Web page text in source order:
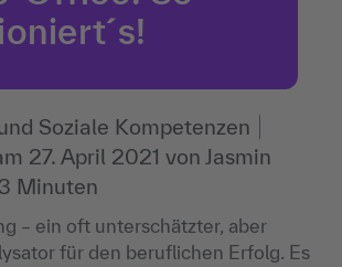
Soziale Kompetenzen
27. April 2021 von Jasmin
3 Minuten
– ein oft unterschätzter, aber
für den beruflichen Erfolg. Es